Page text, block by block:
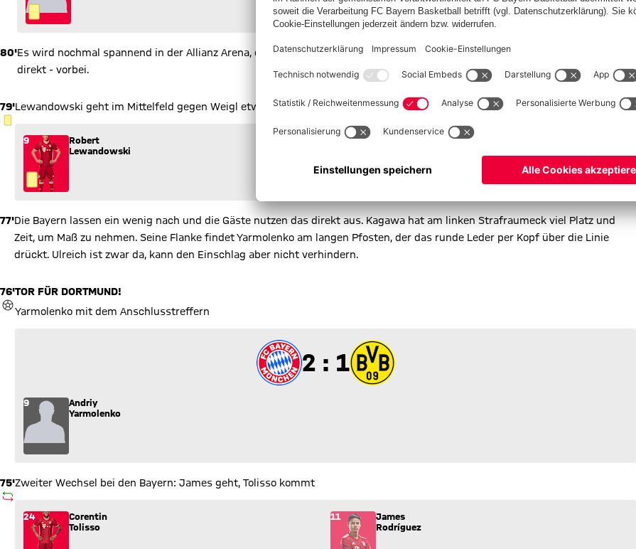
80'Es wird nochmal spannend in der Allianz Arena, denn der BVB wittert seine Chance. Toljan probiert es 22 Metern einfach mal
direkt - vorbei.
79'
GELBE KARTE
Lewandowski geht im Mittelfeld gegen Weigl etwas unfair zu Werke und kassiert den gelben Karton.
9
Robert
Lewandowski
77'Die Bayern lassen ein wenig nach und die Gäste nutzen das direkt aus. Kagawa hat am linken Strafraumeck viel Platz und
Zeit, um Maß zu nehmen. Seine Flanke findet Yarmolenko am langen Pfosten, der das runde Leder per Kopf über die Linie
drückt. Ulreich ist zwar da, kann den Einschlag aber nicht verhindern.
76'
TOR
TOR FÜR DORTMUND!
Yarmolenko mit dem Anschlusstreffern
2 zu 1
2 : 1
9
Andriy
Yarmolenko
75'
AUSWECHSLUNG
Zweiter Wechsel bei den Bayern: James geht, Tolisso kommt
Wechsel: Corentin Tolisso (24) kommt für James Rodríguez (11) ins Spiel.
24
Corentin
Tolisso
11
James
Rodríguez